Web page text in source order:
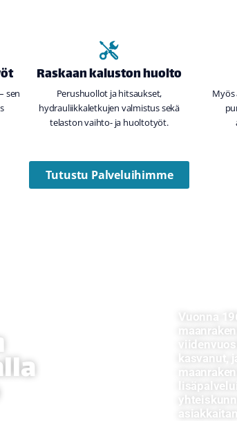
sen
Raskaan kaluston huolto
Perushuollot ja hitsaukset,
hydrauliikkaletkujen valmistus sekä
telaston vaihto- ja huoltotyöt.
Myös
Tutustu Palveluihimme
Vuonna
kasvanut,